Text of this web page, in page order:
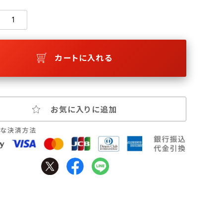
カートに入れる
お気に入りに追加